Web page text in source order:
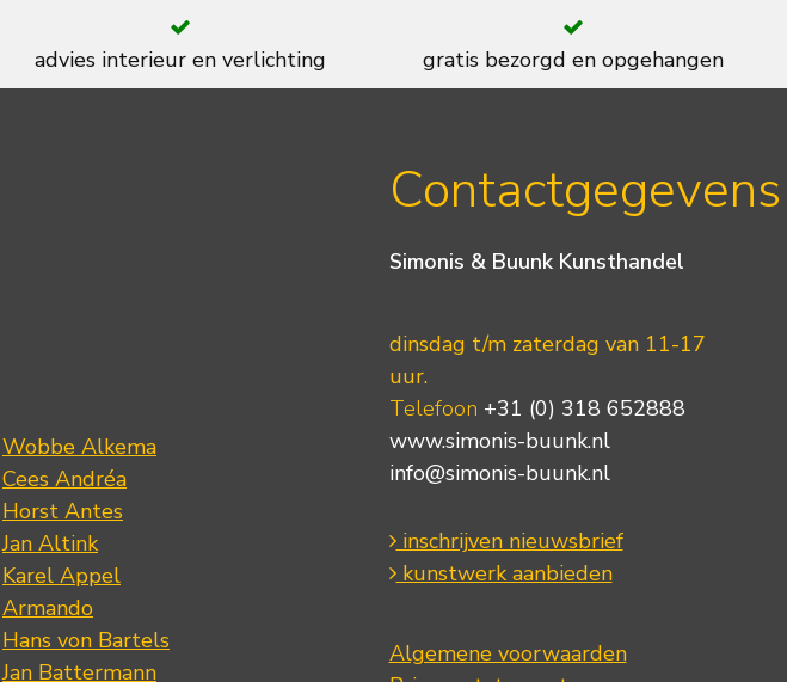
advies interieur en verlichting gratis bezorgd en opgehangen
Wobbe Alkema
Cees Andréa
Horst Antes
Jan Altink
Karel Appel
Armando
Hans von Bartels
Jan Battermann
Contactgegevens
Simonis & Buunk Kunsthandel
dinsdag t/m zaterdag van 11-17
uur.
Telefoon +31 (0) 318 652888
www.simonis-buunk.nl
info@simonis-buunk.nl
inschrijven nieuwsbrief
kunstwerk aanbieden
Algemene voorwaarden